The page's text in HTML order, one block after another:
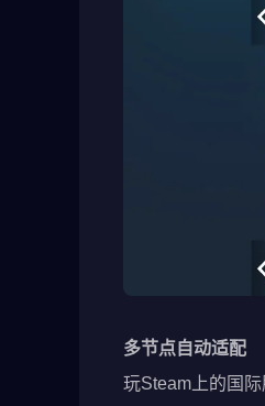
多节点自动适配
玩Steam上的国